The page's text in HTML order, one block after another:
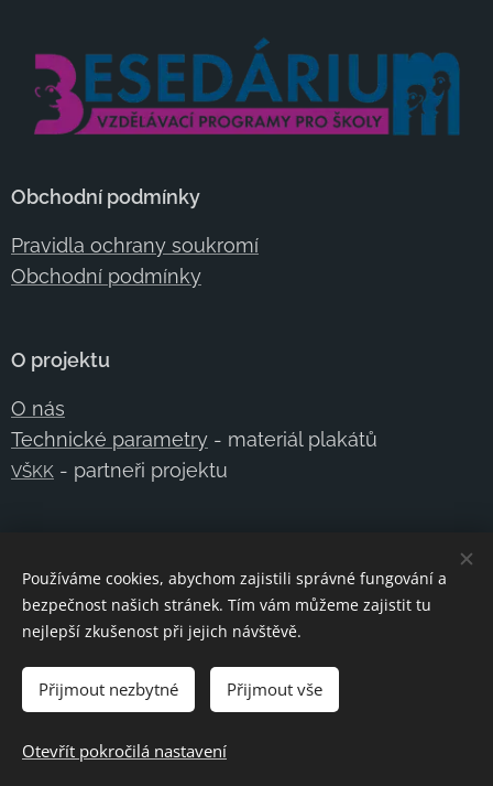
Obchodní podmínky
Pravidla ochrany soukromí
Obchodní podmínky
O projektu
O nás
Technické parametry - materiál plakátů
VŠKK - partneři projektu
E-mail:kristof@skvorecky.cz
Telefon:+420 602354 950
Kontaktujte nás
Vytvořeno službou
Používáme cookies, abychom zajistili správné fungování a
bezpečnost našich stránek. Tím vám můžeme zajistit tu
nejlepší zkušenost při jejich návštěvě.
Přijmout nezbytné Přijmout vše
Otevřít pokročilá nastavení